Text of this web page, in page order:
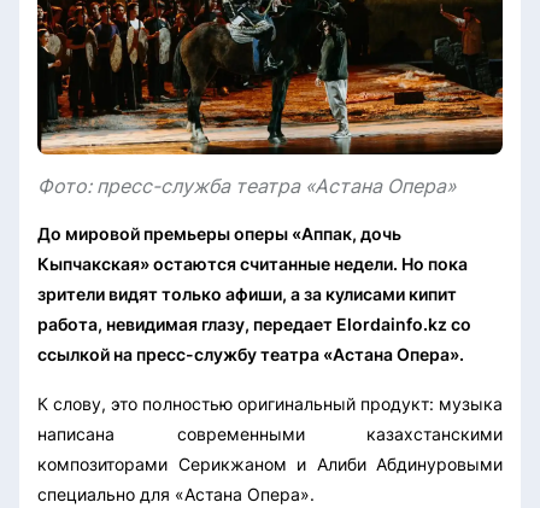
Фото: пресс-служба театра «Астана Опера»
До мировой премьеры оперы «Аппак, дочь
Кыпчакская» остаются считанные недели. Но пока
зрители видят только афиши, а за кулисами кипит
работа, невидимая глазу, передает Elordainfo.kz со
ссылкой на пресс-службу театра «Астана Опера».
К слову, это полностью оригинальный продукт: музыка
написана современными казахстанскими
композиторами Серикжаном и Алиби Абдинуровыми
специально для «Астана Опера».